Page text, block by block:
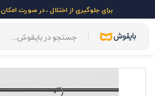
برای جلوگیری از اختلال ، در صورت امکان VPN خود را خاموش کنید.